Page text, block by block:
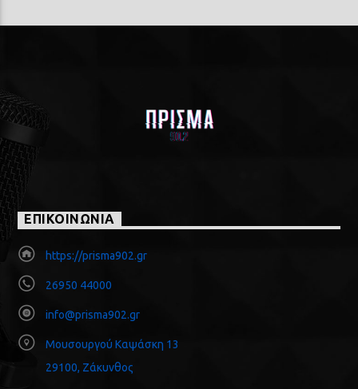
ΕΠΙΚΟΙΝΩΝΙΑ
https://prisma902.gr
26950 44000
info@prisma902.gr
Μουσουργού Καψάσκη 13
29100, Ζάκυνθος